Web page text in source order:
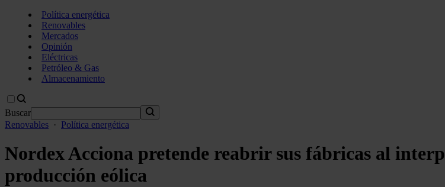
Política energética
Renovables
Mercados
Opinión
Eléctricas
Petróleo & Gas
Almacenamiento
Buscar
Renovables · Política energética
Nordex Acciona pretende reabrir sus fábricas al
producción eólica